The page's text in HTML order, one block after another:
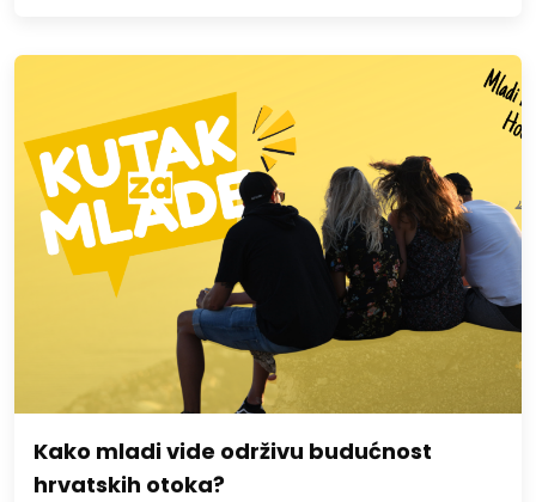
Kako mladi vide održivu budućnost
hrvatskih otoka?